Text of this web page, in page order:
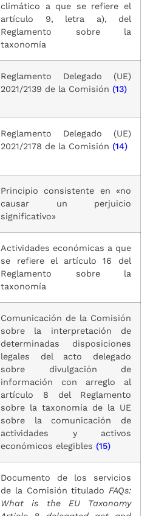
climático a que se refiere el
artículo 9, letra a), del
Reglamento sobre la
taxonomía
Reglamento Delegado (UE)
2021/2139 de la Comisión (13)
Reglamento Delegado (UE)
2021/2178 de la Comisión (14)
Principio consistente en «no
causar un perjuicio
significativo»
Actividades económicas a que
se refiere el artículo 16 del
Reglamento sobre la
taxonomía
Comunicación de la Comisión
sobre la interpretación de
determinadas disposiciones
legales del acto delegado
sobre divulgación de
información con arreglo al
artículo 8 del Reglamento
sobre la taxonomía de la UE
sobre la comunicación de
actividades y activos
económicos elegibles (15)
Documento de los servicios
de la Comisión titulado FAQs:
What is the EU Taxonomy